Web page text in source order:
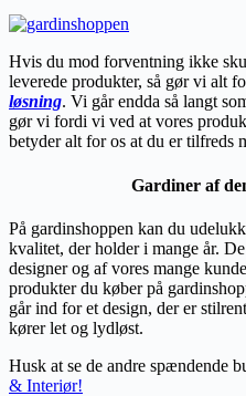
Hvis du mod forventning ikke
leverede produkter, så gør vi alt
løsning. Vi går endda så langt
gør vi fordi vi ved at vores
betyder alt for os at du er tilfreds
Gardiner af
På gardinshoppen kan du
kvalitet, der holder i mange år.
designer og af vores mange
produkter du køber på
går ind for et design, der er
kører let og lydløst.
Husk at se de andre spændende
& Interiør!